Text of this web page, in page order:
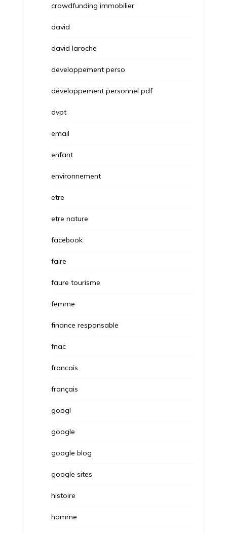
crowdfunding immobilier
david
david laroche
developpement perso
développement personnel pdf
dvpt
email
enfant
environnement
etre
etre nature
facebook
faire
faure tourisme
femme
finance responsable
fnac
francais
français
googl
google
google blog
google sites
histoire
homme